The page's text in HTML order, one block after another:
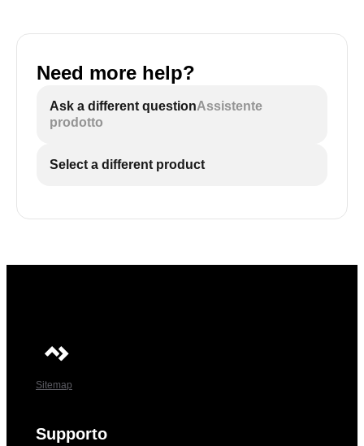
Need more help?
Ask a different questionAssistente
prodotto
Select a different product
Sitemap
Supporto